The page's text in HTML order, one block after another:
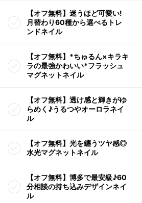
【オフ無料】迷うほど可愛い!
月替わり60種から選べるトレ
ンドネイル
【オフ無料】*ちゅるん×キラキ
ラの最強かわいい*フラッシュ
マグネットネイル
【オフ無料】透け感と輝きがゆ
らめく♪うるつやオーロラネイ
ル
【オフ無料】光を纏うツヤ感◎
水光マグネットネイル
【オフ無料】博多で最安級♪60
分相談の持ち込みデザインネイ
ル